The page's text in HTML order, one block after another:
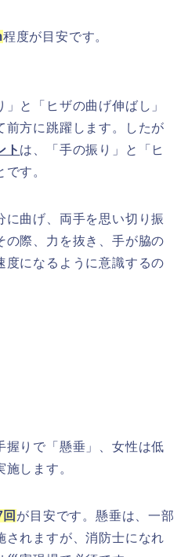
程度が目安です。
と「ヒザの曲げ伸ばし」
前方に跳躍します。したが
ト は、「手の振り」と「ヒ
す。
に曲げ、両手を思い切り振
の際、力を抜き、手が脇の
度になるように意識するの
握りで「懸垂」、女性は低
します。
が目安です 。懸垂は、一部
されますが、消防士になれ